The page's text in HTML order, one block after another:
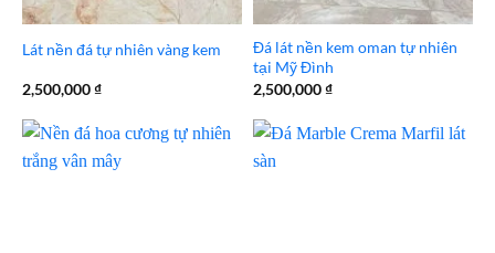
Lát nền đá tự nhiên vàng kem
2,500,000₫
Đá lát nền kem oman tự nhiên
tại Mỹ Đình
2,500,000₫